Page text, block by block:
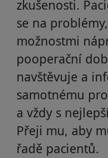
zkušenosti.
se na
možnostmi
pooperační
navštěvuje a
samotnému
a vždy s
Přeji mu, aby
řadě pacientů.